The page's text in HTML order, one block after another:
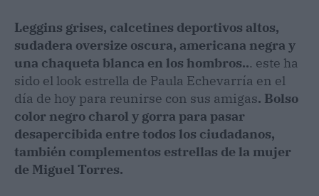
Leggins grises, calcetines deportivos altos,
sudadera oversize oscura, americana negra y
una chaqueta blanca en los hombros... este ha
sido el look estrella de Paula Echevarría en el
día de hoy para reunirse con sus amigas. Bolso
color negro charol y gorra para pasar
desapercibida entre todos los ciudadanos,
también complementos estrellas de la mujer
de Miguel Torres.